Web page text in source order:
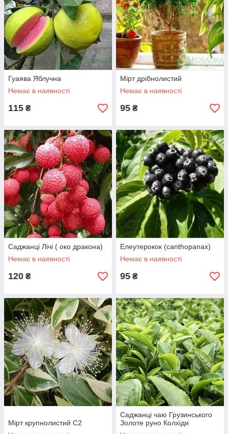
Гуаява Яблучна
Немає в наявності
115 ₴
Мірт дрібнолистий
Немає в наявності
95 ₴
Саджанці Лічі ( око дракона)
Немає в наявності
120 ₴
Елеутерокок (canthopanax)
Немає в наявності
95 ₴
Мірт крупнолистий С2
Саджанці чаю Грузинського
Золоте руно Колхіди